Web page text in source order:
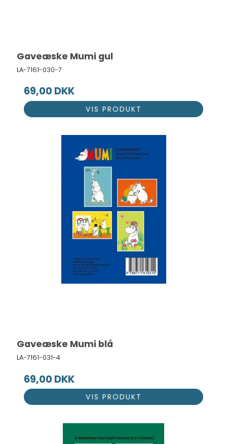
Gaveæske Mumi gul
LA-7161-030-7
69,00 DKK
VIS PRODUKT
Gaveæske Mumi blå
LA-7161-031-4
69,00 DKK
VIS PRODUKT